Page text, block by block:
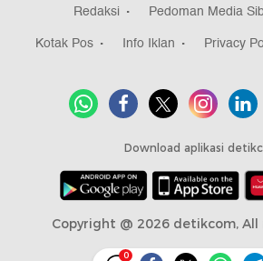
0
Redaksi Pedoman Media
Kotak Pos
Info Iklan Privacy
Download aplikasi
Copyright @ 2026 detikcom,